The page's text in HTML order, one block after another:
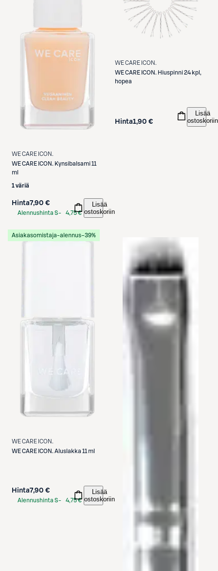
WE CARE ICON.
WE CARE ICON. Kynsibalsami 11
ml
1 väriä
Hinta7,90 €
Alennushinta S-
4,75 €
Lisää
ostoskoriin
WE CARE ICON.
WE CARE ICON. Hiuspinni 24 kpl,
hopea
Hinta1,90 €
Lisää
ostoskoriin
Asiakasomistaja-alennus−39%
WE CARE ICON.
WE CARE ICON. Aluslakka 11 ml
Hinta7,90 €
Alennushinta S-
4,75 €
Lisää
ostoskoriin